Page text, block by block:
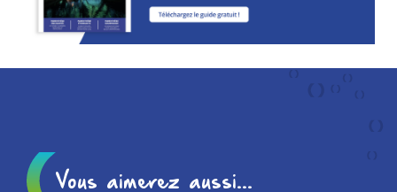
Vous aimerez aussi...